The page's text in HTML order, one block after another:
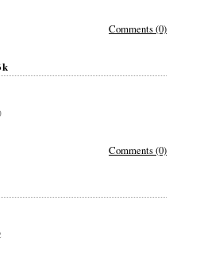
Comments (0)
Comments (0)